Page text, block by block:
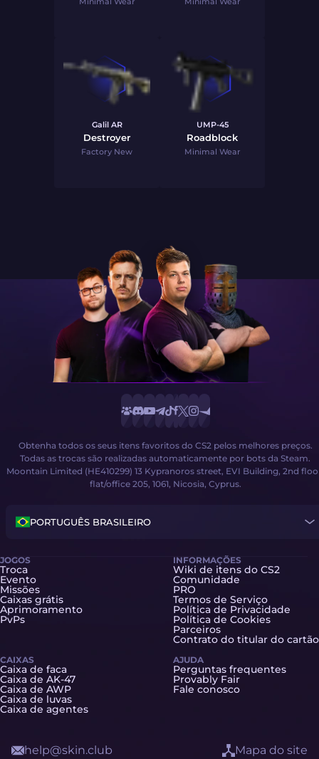
Galil AR
Destroyer
Factory New
UMP-45
Roadblock
Minimal Wear
Obtenha todos os seus itens favoritos do CS2 pelos melhores preços.
Todas as trocas são realizadas automaticamente por bots da Steam.
Moontain Limited (HE410299) 13 Kypranoros street, EVI Building, 2nd
flat/office 205, 1061, Nicosia, Cyprus.
PORTUGUÊS BRASILEIRO
JOGOS
Troca
Evento
Missões
Caixas grátis
Aprimoramento
PvPs
CAIXAS
Caixa de faca
Caixa de AK-47
Caixa de AWP
Caixa de luvas
Caixa de agentes
INFORMAÇÕES
Wiki de itens do CS2
Comunidade
PRO
Termos de Serviço
Política de Privacidade
Política de Cookies
Parceiros
Contrato do titular do cartão
AJUDA
Perguntas frequentes
Provably Fair
Fale conosco
help@skin.club Mapa do site